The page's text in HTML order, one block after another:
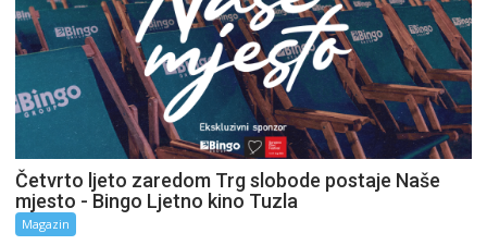
Četvrto ljeto zaredom Trg slobode postaje Naše
mjesto - Bingo Ljetno kino Tuzla
Magazin